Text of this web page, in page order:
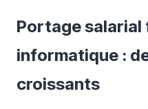
Portage salarial
informatique :
croissants